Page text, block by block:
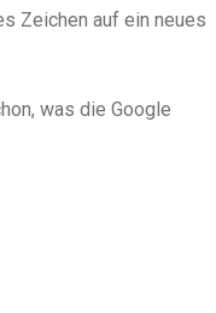
Zeichen auf ein neues
was die Google